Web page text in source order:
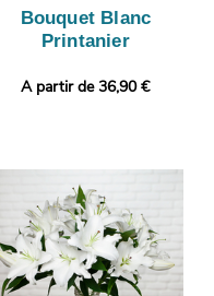
Bouquet Blanc
Printanier
A partir de 36,90 €